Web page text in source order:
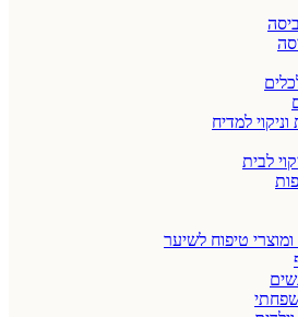
למדיח
לבית
טיפוח לשיער